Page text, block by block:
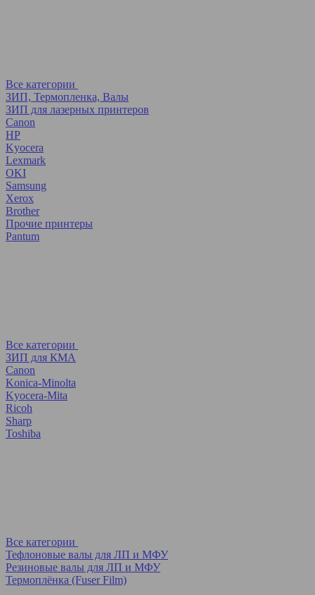
Все категории
ЗИП, Термопленка, Валы
ЗИП для лазерных принтеров
Canon
HP
Kyocera
Lexmark
OKI
Samsung
Xerox
Brother
Прочие принтеры
Pantum
Все категории
ЗИП для КМА
Canon
Konica-Minolta
Kyocera-Mita
Ricoh
Sharp
Toshiba
Все категории
Тефлоновые валы для ЛП и МФУ
Резиновые валы для ЛП и МФУ
Термоплёнка (Fuser Film)